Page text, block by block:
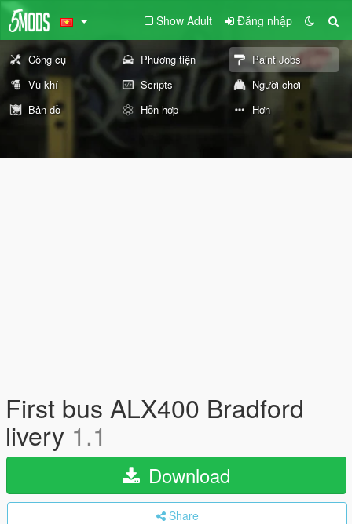
Show Adult Đăng nhập
Công cụ Phương tiện
Paint Jobs
Vũ khí
Scripts
Người chơi
Bản đồ
Hỗn hợp Hơn
First bus ALX400 Bradford
livery 1.1
Download
Share